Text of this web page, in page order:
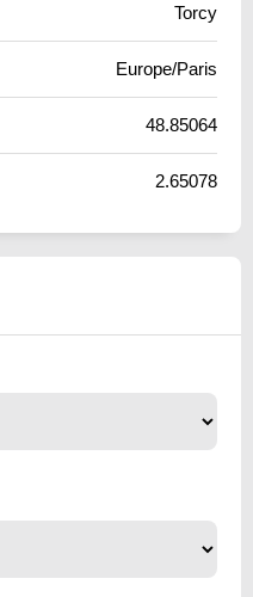
Torcy
Europe/Paris
48.85064
2.65078